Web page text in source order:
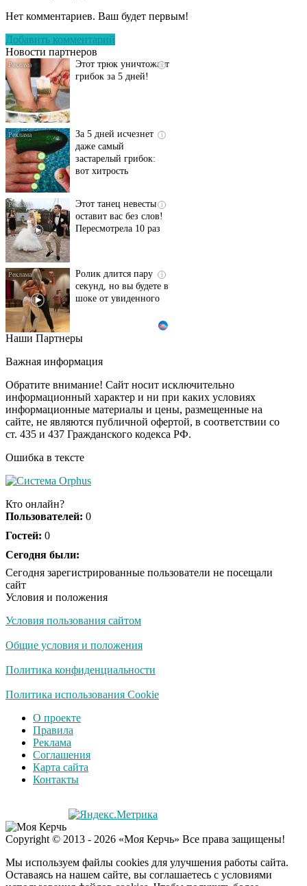
Нет комментариев. Ваш будет первым!
Добавить комментарий
Новости партнеров
исчезнет с корнем,
i
Этот трюк уничтожает
грибок за 5 дней!
i
За 5 дней исчезнет
даже самый
застарелый грибок:
вот хитрость
i
Этот танец невесты
оставит вас без слов!
Пересмотрела 10 раз
i
Ролик длится пару
секунд, но вы будете в
шоке от увиденного
Ролик из Омска: вы
i
Ржу не переставая, это
видео пересмотришь
не раз
Скрытая камера на
их не видят...
Ролик длится
смеяться вы будете
Королева вагона
оставит равнодушным
Забывший о
Плющенко отправляет
Наши Партнеры
Важная информация
Обратите внимание! Сайт носит исключительно
информационный характер и ни при каких условиях
информационные материалы и цены, размещенные на
сайте, не являются публичной офертой, в соответствии со
ст. 435 и 437 Гражданского кодекса РФ.
Ошибка в тексте
Кто онлайн?
Пользователей: 0
Гостей: 0
Сегодня были:
Сегодня зарегистрированные пользователи не посещали
сайт
Условия и положения
Условия пользования сайтом
Общие условия и положения
Политика конфиденциальности
Политика использования Cookie
О проекте
Правила
Реклама
Соглашения
Карта сайта
Контакты
Copyright © 2013 - 2026 «Моя Керчь» Все права защищены!
Мы используем файлы cookies для улучшения работы сайта.
Оставаясь на нашем сайте, вы соглашаетесь с условиями